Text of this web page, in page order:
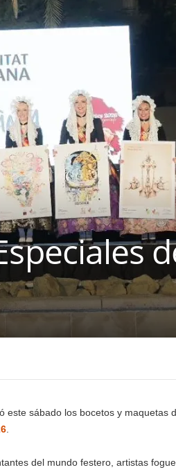
este sábado los bocetos y maquetas
.
del mundo festero, artistas